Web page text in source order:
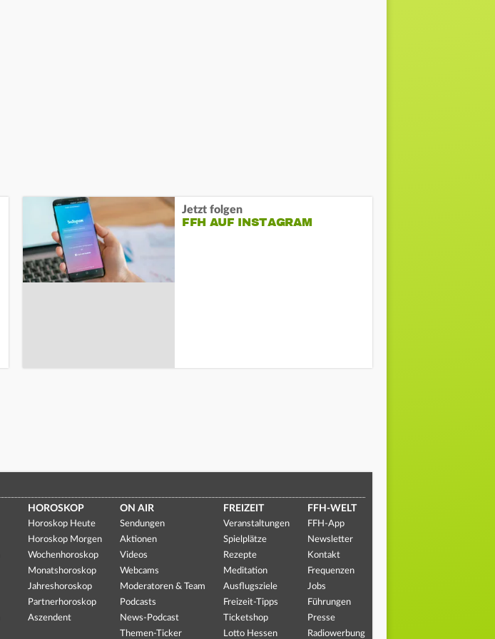
Jetzt folgen
FFH AUF INSTAGRAM
HOROSKOP
Horoskop Heute
Horoskop Morgen
Wochenhoroskop
Monatshoroskop
Jahreshoroskop
Partnerhoroskop
Aszendent
ON AIR
Sendungen
Aktionen
Videos
Webcams
Moderatoren & Team
Podcasts
News-Podcast
Themen-Ticker
FREIZEIT
Veranstaltungen
Spielplätze
Rezepte
Meditation
Ausflugsziele
Freizeit-Tipps
Ticketshop
Lotto Hessen
FFH-WELT
FFH-App
Newsletter
Kontakt
Frequenzen
Jobs
Führungen
Presse
Radiowerbung